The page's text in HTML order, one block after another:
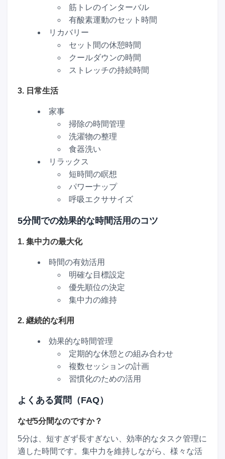
筋トレのインターバル
有酸素運動のセット時間
リカバリー
セット間の休憩時間
クールダウンの時間
ストレッチの持続時間
3. 日常生活
家事
掃除の時間管理
洗濯物の整理
食器洗い
リラックス
短時間の瞑想
パワーナップ
呼吸エクササイズ
5分間での効果的な時間活用のコツ
1. 集中力の最大化
時間の有効活用
明確な目標設定
優先順位の決定
集中力の維持
2. 継続的な利用
効果的な時間管理
定期的な休憩との組み合わせ
複数セッションの計画
習慣化のための活用
よくある質問（FAQ）
なぜ5分間なのですか？
5分は、短すぎず長すぎない、効率的なタスク管理に
適した時間です。集中力を維持しながら、様々な活